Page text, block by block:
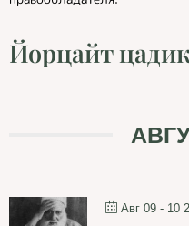
Йорцайт
Авг 09 - 10